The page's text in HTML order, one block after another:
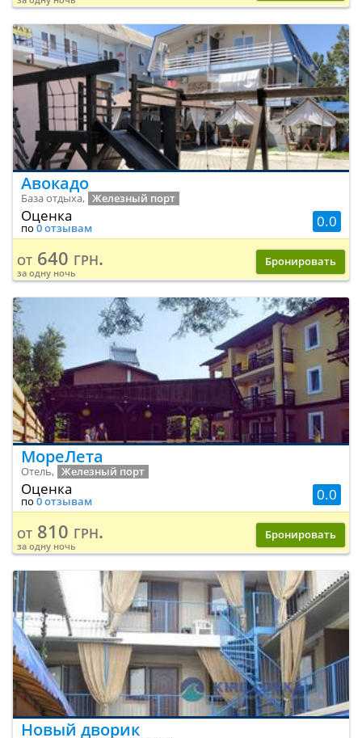
Авокадо
База отдыха, Железный порт
0.0
Оценка
по 0 отзывам
от 640 грн.
за одну ночь
Бронировать
МореЛета
Отель, Железный порт
0.0
Оценка
по 0 отзывам
от 810 грн.
за одну ночь
Бронировать
Новый дворик